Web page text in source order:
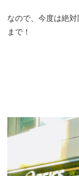
なので、今度は絶
まで！